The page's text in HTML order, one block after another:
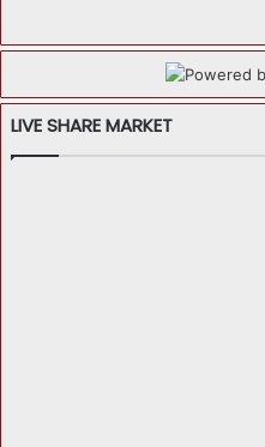
LIVE SHARE MARKET